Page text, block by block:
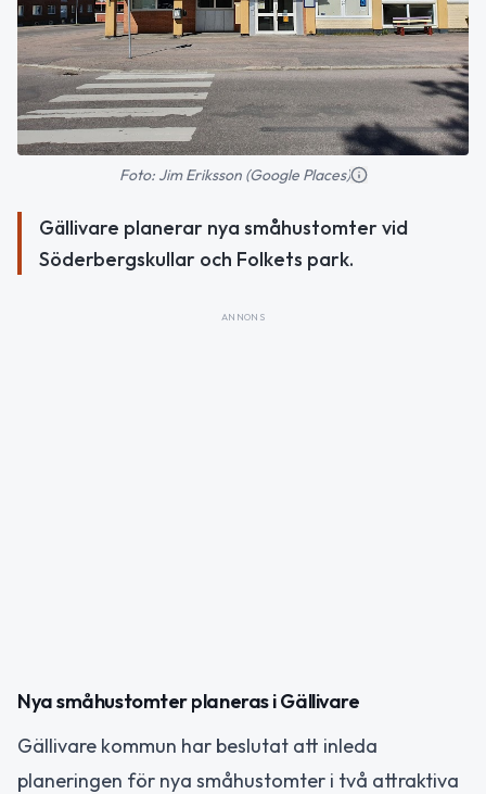
Foto: Jim Eriksson (Google Places)
Gällivare planerar nya småhustomter vid
Söderbergskullar och Folkets park.
ANNONS
Nya småhustomter planeras i Gällivare
Gällivare kommun har beslutat att inleda
planeringen för nya småhustomter i två attraktiva